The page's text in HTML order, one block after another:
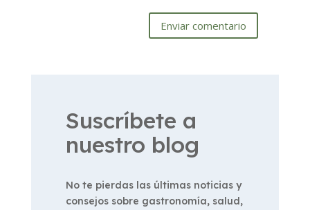
Enviar comentario
Suscríbete a
nuestro blog
No te pierdas las últimas noticias y
consejos sobre gastronomía, salud,